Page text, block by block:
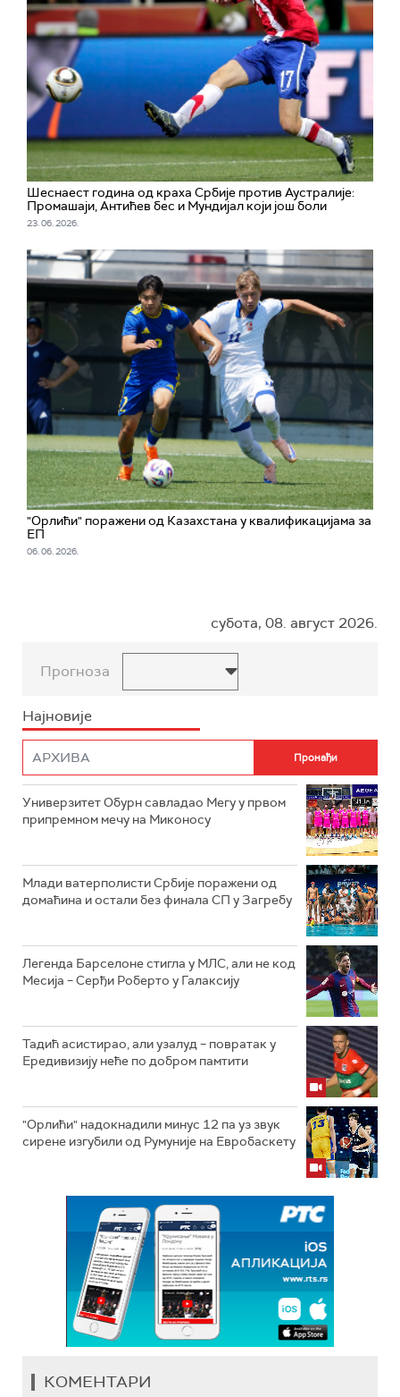
Шеснаест година од краха Србије против Аустралије:
Промашаји, Антићев бес и Мундијал који још боли
23. 06. 2026.
"Орлићи" поражени од Казахстана у квалификацијама за
ЕП
06. 06. 2026.
субота, 08. август 2026.
Прогноза
Најновије
Универзитет Обурн савладао Мегу у првом
припремном мечу на Миконосу
Млади ватерполисти Србије поражени од
домаћина и остали без финала СП у Загребу
Легенда Барселоне стигла у МЛС, али не код
Месија – Серђи Роберто у Галаксију
Тадић асистирао, али узалуд – повратак у
Ередивизију неће по добром памтити
"Орлићи" надокнадили минус 12 па уз звук
сирене изгубили од Румуније на Евробаскету
КОМЕНТАРИ